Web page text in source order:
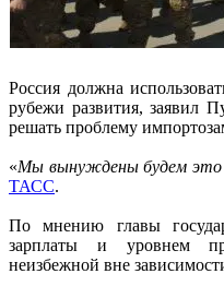
Россия должна
рубежи развития, заявил
решать проблему
«Мы вынуждены будем это
ТАСС.
По мнению главы
зарплаты и уровнем
неизбежной вне